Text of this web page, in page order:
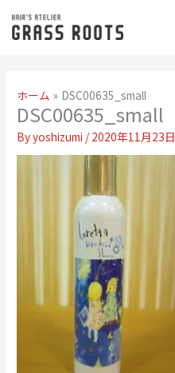
ホーム DSC00635_small
DSC00635_small
Byyoshizumi / 2020年11月23日